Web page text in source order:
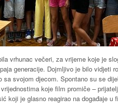
vrhunac večeri, za vrijeme koje je
generacije. Dojmljivo je bilo vidjeti
svojom djecom. Spontano su se
koje film promiče –
koji je glasno reagirao na događaje u